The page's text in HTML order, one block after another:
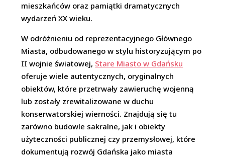
mieszkańców oraz pamiątki dramatycznych
wydarzeń XX wieku.
W odróżnieniu od reprezentacyjnego Głównego
Miasta, odbudowanego w stylu historyzującym po
II wojnie światowej, Stare Miasto w Gdańsku
oferuje wiele autentycznych, oryginalnych
obiektów, które przetrwały zawieruchę wojenną
lub zostały zrewitalizowane w duchu
konserwatorskiej wierności. Znajdują się tu
zarówno budowle sakralne, jak i obiekty
użyteczności publicznej czy przemysłowej, które
dokumentują rozwój Gdańska jako miasta